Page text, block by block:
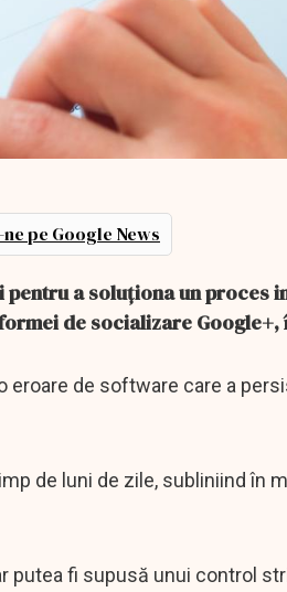
pe Google News
pentru a soluționa un proces
de socializare Google+,
de software care a
de luni de zile, subliniind în
putea fi supusă unui control